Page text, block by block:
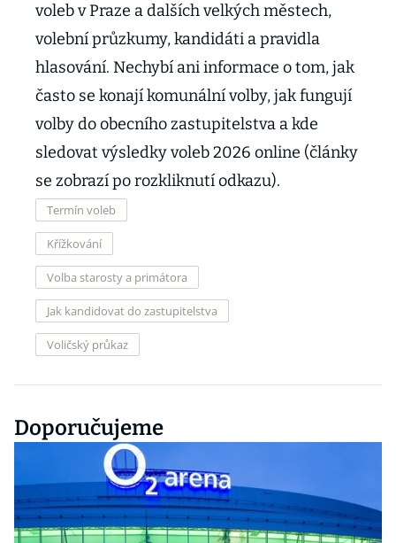
voleb v Praze a dalších velkých městech,
volební průzkumy, kandidáti a pravidla
hlasování. Nechybí ani informace o tom, jak
často se konají komunální volby, jak fungují
volby do obecního zastupitelstva a kde
sledovat výsledky voleb 2026 online (články
se zobrazí po rozkliknutí odkazu).
Termín voleb
Křížkování
Volba starosty a primátora
Jak kandidovat do zastupitelstva
Voličský průkaz
Doporučujeme